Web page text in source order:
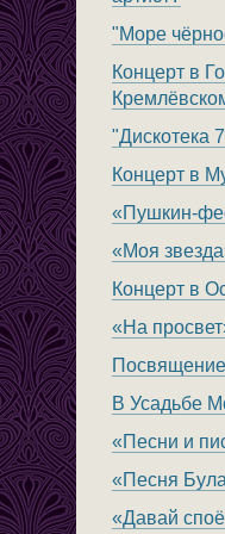
"Море
Концерт в
"Дискотека
Концерт в
«Пушкин-
«Моя
Концерт в
«На
В Усадьбе
«Песни и
«Песня
«Давай